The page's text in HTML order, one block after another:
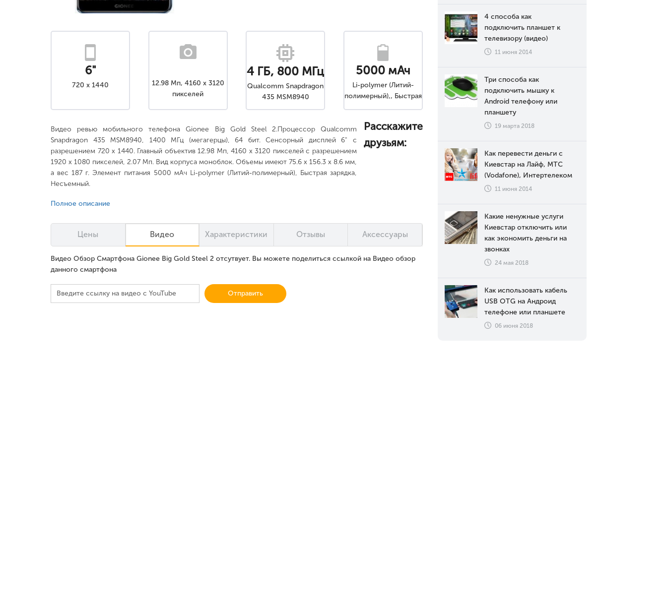
6"
720 x 1440
12.98 Мп, 4160 x 3120
пикселей
4 ГБ, 800 МГц
Qualcomm Snapdragon
435 MSM8940
5000 мАч
Li-polymer (Литий-
полимерный),, Быстрая
Видео ревью мобильного телефона Gionee Big Gold Steel 2.Процессор Qualcomm
Snapdragon 435 MSM8940, 1400 МГц (мегагерцы), 64 бит. Сенсорный дисплей 6" с
разрешением 720 x 1440. Главный объектив 12.98 Мп, 4160 x 3120 пикселей с разрешением
1920 x 1080 пикселей, 2.07 Мп. Вид корпуса моноблок. Объемы имеют 75.6 x 156.3 x 8.6 мм,
а вес 187 г. Элемент питания 5000 мАч Li-polymer (Литий-полимерный), Быстрая зарядка,
Несъемный.
Полное описание
Расскажите
друзьям:
Цены Видео Характеристики Отзывы Аксессуары
Видео Обзор Смартфона Gionee Big Gold Steel 2 отсутвует. Вы можете поделиться ссылкой на Видео обзор
данного смартфона
Отправить
4 способа как
подключить планшет к
телевизору (видео)
11 июня 2014
Три способа как
подключить мышку к
Android телефону или
планшету
19 марта 2018
Как перевести деньги с
Киевстар на Лайф, МТС
(Vodafone), Интертелеком
11 июня 2014
Какие ненужные услуги
Киевстар отключить или
как экономить деньги на
звонках
24 мая 2018
Как использовать кабель
USB OTG на Андроид
телефоне или планшете
06 июня 2018